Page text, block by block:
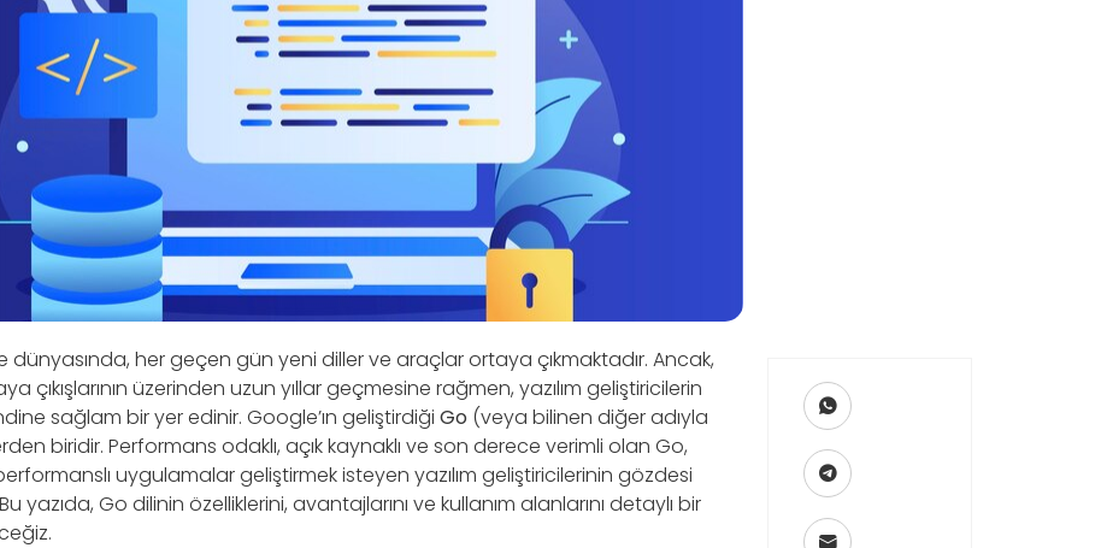
dünyasında, her geçen gün yeni diller ve araçlar ortaya çıkmaktadır. Ancak,
çıkışlarının üzerinden uzun yıllar geçmesine rağmen, yazılım geliştiricilerin
sağlam bir yer edinir. Google’ın geliştirdiği Go (veya bilinen diğer adıyla
biridir. Performans odaklı, açık kaynaklı ve son derece verimli olan Go,
uygulamalar geliştirmek isteyen yazılım geliştiricilerinin gözdesi
yazıda, Go dilinin özelliklerini, avantajlarını ve kullanım alanlarını detaylı bir